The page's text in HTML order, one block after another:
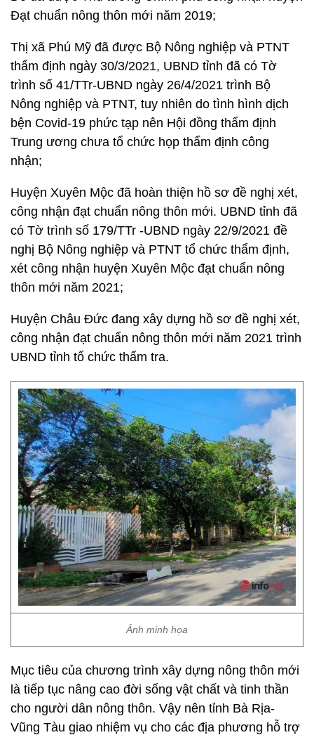
Đạt chuẩn nông thôn mới năm 2019;
Thị xã Phú Mỹ đã được Bộ Nông nghiệp và PTNT
thẩm định ngày 30/3/2021, UBND tỉnh đã có Tờ
trình số 41/TTr-UBND ngày 26/4/2021 trình Bộ
Nông nghiệp và PTNT, tuy nhiên do tình hình dịch
bện Covid-19 phức tạp nên Hội đồng thẩm định
Trung ương chưa tổ chức họp thẩm định công
nhận;
Huyện Xuyên Mộc đã hoàn thiện hồ sơ đề nghị xét,
công nhận đạt chuẩn nông thôn mới. UBND tỉnh đã
có Tờ trình số 179/TTr -UBND ngày 22/9/2021 đề
nghị Bộ Nông nghiệp và PTNT tổ chức thẩm định,
xét công nhận huyện Xuyên Mộc đạt chuẩn nông
thôn mới năm 2021;
Huyện Châu Đức đang xây dựng hồ sơ đề nghị xét,
công nhận đạt chuẩn nông thôn mới năm 2021 trình
UBND tỉnh tổ chức thẩm tra.
Ảnh minh họa
Mục tiêu của chương trình xây dựng nông thôn mới
là tiếp tục nâng cao đời sống vật chất và tinh thần
cho người dân nông thôn. Vậy nên tỉnh Bà Rịa-
Vũng Tàu giao nhiệm vụ cho các địa phương hỗ trợ